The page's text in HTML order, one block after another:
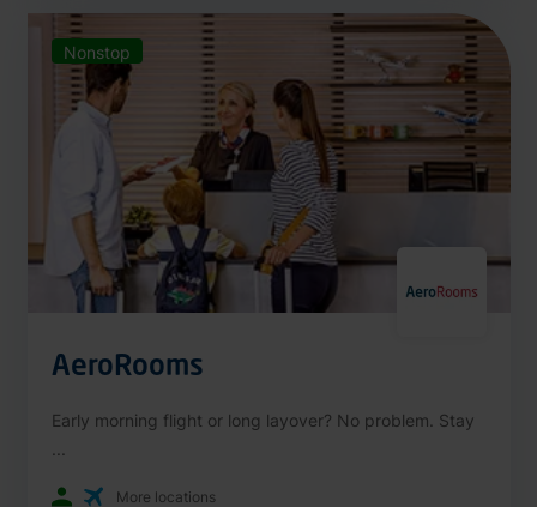
Nonstop
AeroRooms
Early morning flight or long layover? No problem. Stay
More locations